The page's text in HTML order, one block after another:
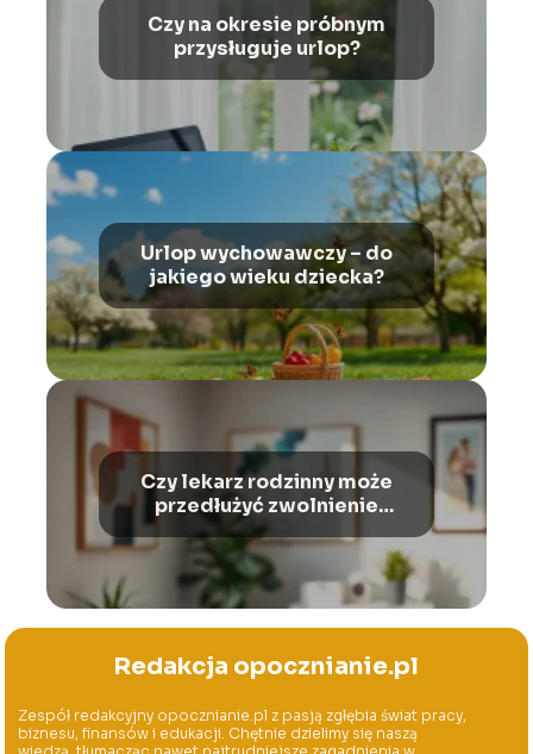
Czy na okresie próbnym
przysługuje urlop?
Urlop wychowawczy – do
jakiego wieku dziecka?
Czy lekarz rodzinny może
przedłużyć zwolnienie
poszpitalne?
Redakcja opocznianie.pl
Zespół redakcyjny opocznianie.pl z pasją zgłębia świat pracy,
biznesu, finansów i edukacji. Chętnie dzielimy się naszą